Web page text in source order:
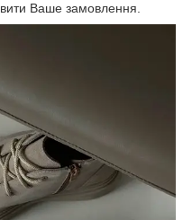
Ваше замовлення.